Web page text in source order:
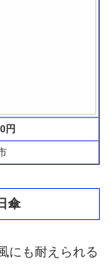
円
傘
にも耐えられる